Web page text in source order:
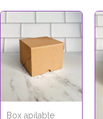
Box apilable